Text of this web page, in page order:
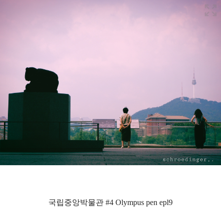
국립중앙박물관 #4 Olympus pen epl9